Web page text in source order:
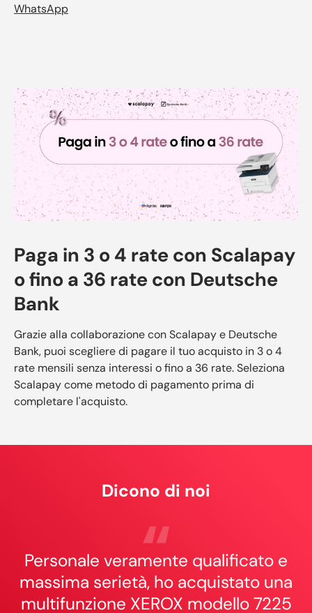
WhatsApp
Paga in 3 o 4 rate con Scalapay
o fino a 36 rate con Deutsche
Bank
Grazie alla collaborazione con Scalapay e Deutsche
Bank, puoi scegliere di pagare il tuo acquisto in 3 o 4
rate mensili senza interessi o fino a 36 rate. Seleziona
Scalapay come metodo di pagamento prima di
completare l'acquisto.
Dicono di noi
Personale veramente qualificato e
massima serietà, ho acquistato una
multifunzione XEROX modello 7225